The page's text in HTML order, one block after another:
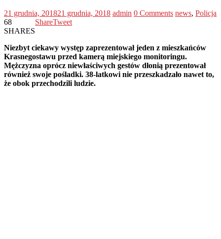
21 grudnia, 201821 grudnia, 2018 admin 0 Comments news, Policja
68
SHARES
ShareTweet
Niezbyt ciekawy występ zaprezentował jeden z mieszkańców
Krasnegostawu przed kamerą miejskiego monitoringu.
Mężczyzna oprócz niewłaściwych gestów dłonią prezentował
również swoje pośladki. 38-latkowi nie przeszkadzało nawet to,
że obok przechodzili ludzie.